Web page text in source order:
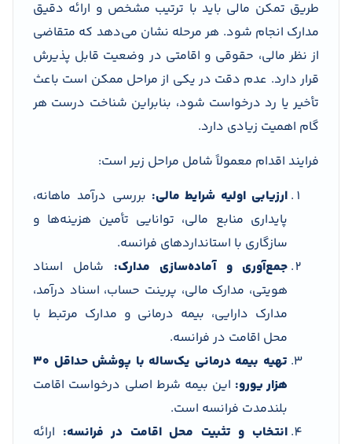
طریق تمکن مالی باید با ترتیب مشخص و ارائه دقیق
مدارک انجام شود. هر مرحله نشان می‌دهد که متقاضی
از نظر مالی، حقوقی و اقامتی در وضعیت قابل پذیرش
قرار دارد. عدم دقت در یکی از مراحل ممکن است باعث
تأخیر یا رد درخواست شود، بنابراین شناخت درست هر
گام اهمیت زیادی دارد.
فرایند اقدام معمولاً شامل مراحل زیر است:
ارزیابی اولیه شرایط مالی: بررسی درآمد ماهانه،
پایداری منابع مالی، توانایی تأمین هزینه‌ها و
سازگاری با استانداردهای فرانسه.
جمع‌آوری و آماده‌سازی مدارک: شامل اسناد
هویتی، مدارک مالی، پرینت حساب، اسناد درآمد،
مدارک دارایی، بیمه درمانی و مدارک مرتبط با
محل اقامت در فرانسه.
تهیه بیمه درمانی یک‌ساله با پوشش حداقل ۳۰
هزار یورو: این بیمه شرط اصلی درخواست اقامت
بلندمدت فرانسه است.
انتخاب و تثبیت محل اقامت در فرانسه: ارائه